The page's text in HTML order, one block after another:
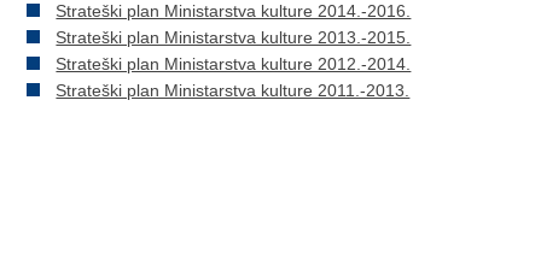
Strateški plan Ministarstva kulture 2014.-2016.
Strateški plan Ministarstva kulture 2013.-2015.
Strateški plan Ministarstva kulture 2012.-2014.
Strateški plan Ministarstva kulture 2011.-2013.